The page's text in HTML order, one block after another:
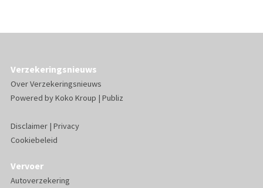
Verzekeringsnieuws
Over Verzekeringsnieuws
Powered byKoko Kroup | Publiz
Disclaimer| Privacy
Cookiebeleid
Vervoer
Autoverzekering